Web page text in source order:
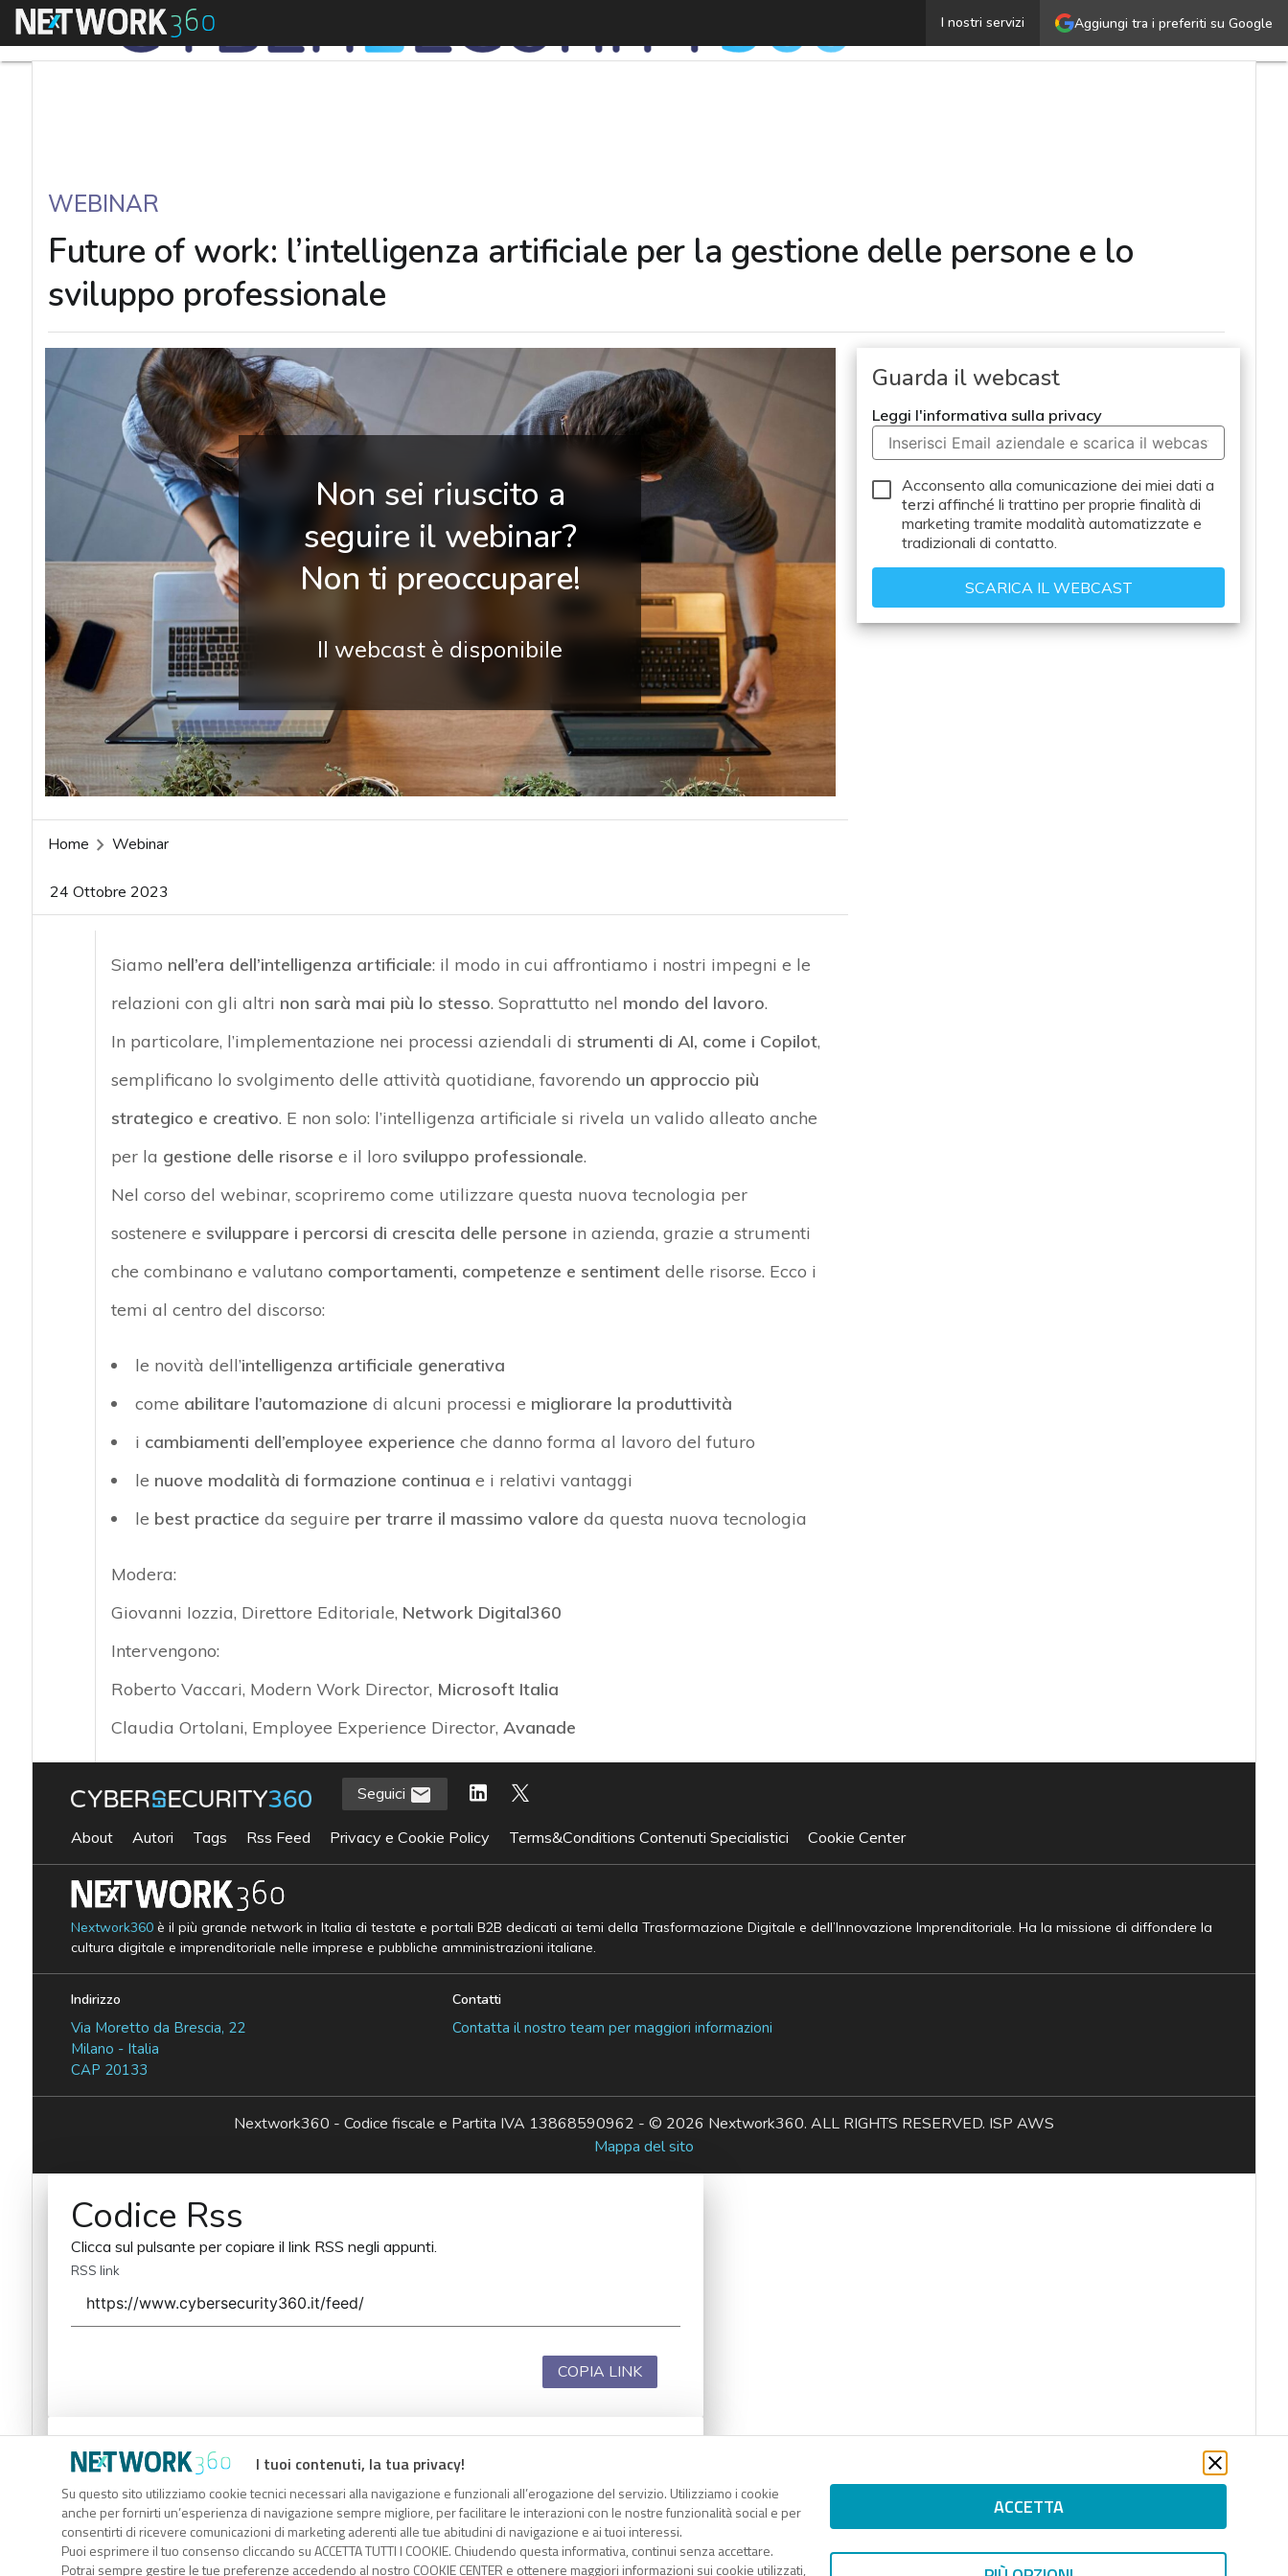
Aggiungi tra i preferiti su Google
I nostri servizi
Menu Future of work: l’intelligenza artificiale per la
WEBINAR
Future of work: l’intelligenza artificiale per la gestione delle persone e lo
sviluppo professionale
Non sei riuscito a
seguire il webinar?
Non ti preoccupare!
Il webcast è disponibile
Home Webinar
24 Ottobre 2023
Siamo nell’era dell’intelligenza artificiale: il modo in cui affrontiamo i nostri impegni e le
relazioni con gli altri non sarà mai più lo stesso. Soprattutto nel mondo del lavoro.
In particolare, l’implementazione nei processi aziendali di strumenti di AI, come i Copilot,
semplificano lo svolgimento delle attività quotidiane, favorendo un approccio più
strategico e creativo. E non solo: l’intelligenza artificiale si rivela un valido alleato anche
per la gestione delle risorse e il loro sviluppo professionale.
Nel corso del webinar, scopriremo come utilizzare questa nuova tecnologia per
sostenere e sviluppare i percorsi di crescita delle persone in azienda, grazie a strumenti
che combinano e valutano comportamenti, competenze e sentimentdelle risorse. Ecco i
temi al centro del discorso:
le novità dell’intelligenza artificiale generativa
come abilitare l’automazione di alcuni processi e migliorare la produttività
i cambiamenti dell’employee experience che danno forma al lavoro del futuro
le nuove modalità di formazione continua e i relativi vantaggi
le best practice da seguire per trarre il massimo valore da questa nuova tecnologia
Modera:
Giovanni Iozzia, Direttore Editoriale, Network Digital360
Intervengono:
Roberto Vaccari, Modern Work Director, Microsoft Italia
Claudia Ortolani, Employee Experience Director, Avanade
Guarda il webcast
Leggi l'informativa sulla privacy
Acconsento alla comunicazione dei miei dati a
terzi affinché li trattino per proprie finalità di
marketing tramite modalità automatizzate e
tradizionali di contatto.
I tuoi contenuti, la tua privacy!
Su questo sito utilizziamo cookie tecnici necessari alla navigazione e funzionali all’erogazione del servizio. Utilizziamo i cookie
anche per fornirti un’esperienza di navigazione sempre migliore, per facilitare le interazioni con le nostre funzionalità social e per
consentirti di ricevere comunicazioni di marketing aderenti alle tue abitudini di navigazione e ai tuoi interessi.
Puoi esprimere il tuo consenso cliccando su ACCETTA TUTTI I COOKIE. Chiudendo questa informativa, continui senza accettare.
Potrai sempre gestire le tue preferenze accedendo al nostro COOKIE CENTER e ottenere maggiori informazioni sui cookie utilizzati,
ACCETTA
Seguici
About Autori Tags Rss Feed Privacy e Cookie Policy Terms&Conditions Contenuti Specialistici Cookie Center
Nextwork360è il più grande network in Italia di testate e portali B2B dedicati ai temi della Trasformazione Digitale e dell’Innovazione Imprenditoriale. Ha la missione di diffondere la
cultura digitale e imprenditoriale nelle imprese e pubbliche amministrazioni italiane.
Indirizzo
Via Moretto da Brescia, 22
Milano - Italia
CAP 20133
Contatti
Contatta il nostro team per maggiori informazioni
Nextwork360 - Codice fiscale e Partita IVA 13868590962 - © 2026 Nextwork360. ALL RIGHTS RESERVED. ISP AWS
Mappa del sito
Codice Rss
Clicca sul pulsante per copiare il link RSS negli appunti.
RSS link
COPIA LINK
Codice Rss
Clicca sul pulsante per copiare il link RSS negli appunti.
RSS link